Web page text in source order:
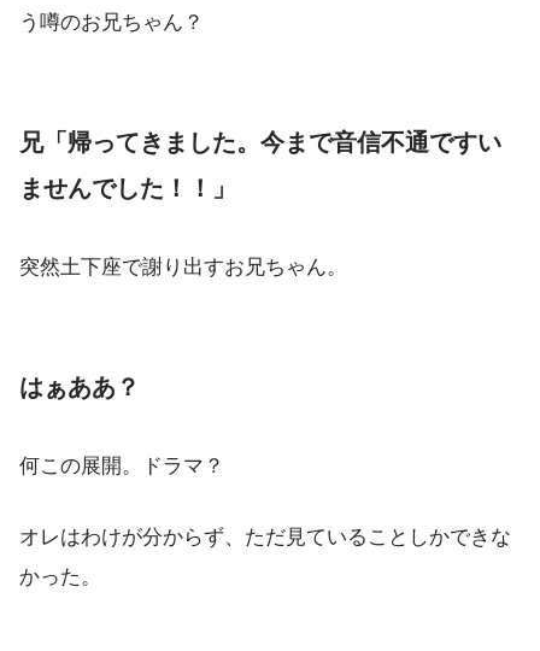
う噂のお兄ちゃん？
兄「帰ってきました。今まで音信不通ですい
ませんでした！！」
突然土下座で謝り出すお兄ちゃん。
はぁああ？
何この展開。ドラマ？
オレはわけが分からず、ただ見ていることしかできな
かった。